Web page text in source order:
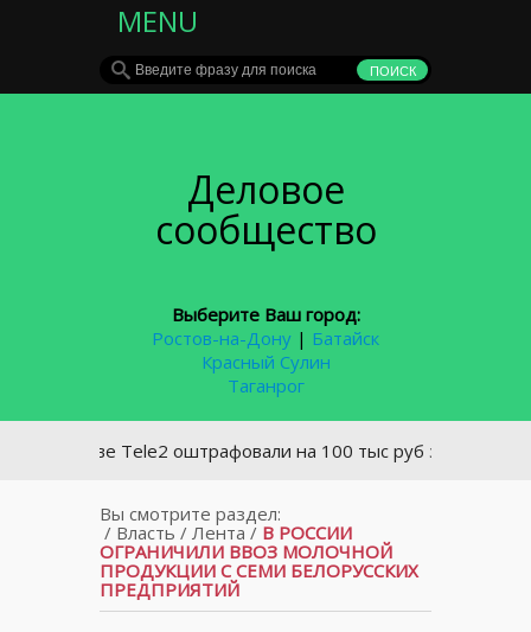
MENU
Деловое
сообщество
Выберите Ваш город:
Ростов-на-Дону | Батайск
Красный Сулин
Таганрог
Tele2 оштрафовали на 100 тыс руб за спам
Вы смотрите раздел:
/ Власть / Лента / В РОССИИ
ОГРАНИЧИЛИ ВВОЗ МОЛОЧНОЙ
ПРОДУКЦИИ С СЕМИ БЕЛОРУССКИХ
ПРЕДПРИЯТИЙ